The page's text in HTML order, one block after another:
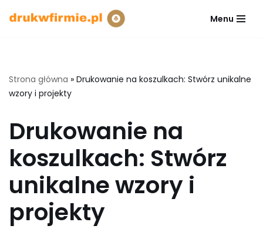
Menu
Strona główna » Drukowanie na koszulkach: Stwórz unikalne
wzory i projekty
Drukowanie na
koszulkach: Stwórz
unikalne wzory i
projekty